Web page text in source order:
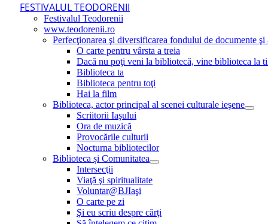
FESTIVALUL TEODORENII
Festivalul Teodorenii
www.teodorenii.ro
Perfecţionarea şi diversificarea fondului de documente
O carte pentru vârsta a treia
Dacă nu poţi veni la bibliotecă, vine biblioteca la
Biblioteca ta
Biblioteca pentru toţi
Hai la film
Biblioteca, actor principal al scenei culturale ieşene
Scriitorii Iaşului
Ora de muzică
Provocările culturii
Nocturna bibliotecilor
Biblioteca și Comunitatea
Intersecţii
Viaţă şi spiritualitate
Voluntar@BJIaşi
O carte pe zi
Şi eu scriu despre cărţi